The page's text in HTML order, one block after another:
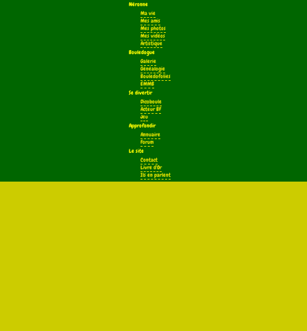
Néronne
Ma vie
Mes amis
Mes photos
Mes vidéos
Artistique
Bouledogue
Galerie
Généalogie
Bouledofolies
EMMB
Se divertir
Dicoboule
Acteur BF
Jeu
Approfondir
Annuaire
Forum
Le site
Contact
Livre d'Or
Ils en parlent